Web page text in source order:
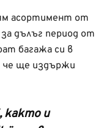
асортимент от
дълъг период от
багажа си в
че ще издържи
както и